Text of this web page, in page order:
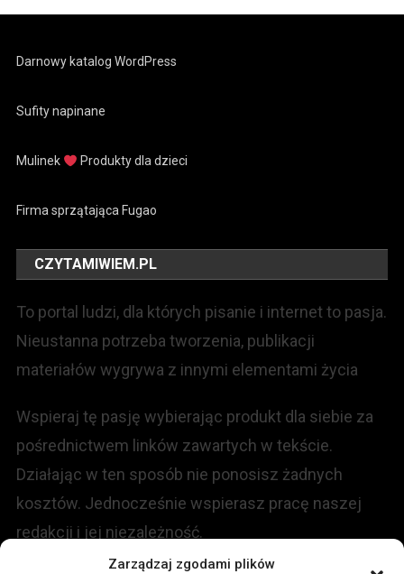
Zarządzaj zgodami plików
Darnowy katalog WordPress
Sufity napinane
Mulinek Produkty dla dzieci
Firma sprzątająca Fugao
CZYTAMIWIEM.PL
To portal ludzi, dla których pisanie i internet to pasja.
Nieustanna potrzeba tworzenia, publikacji
materiałów wygrywa z innymi elementami życia
Wspieraj tę pasję wybierając produkt dla siebie za
pośrednictwem linków zawartych w tekście.
Działając w ten sposób nie ponosisz żadnych
kosztów. Jednocześnie wspierasz pracę naszej
redakcji i jej niezależność.